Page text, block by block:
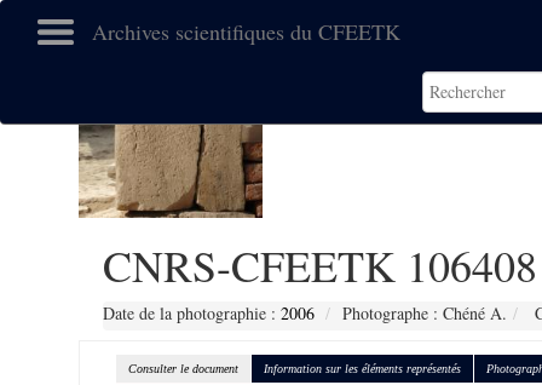
Archives scientifiques du CFEETK
CNRS-CFEETK 106408
Date de la photographie : 2006 Photographe : Chéné A.
Consulter le document Information sur les éléments représentés